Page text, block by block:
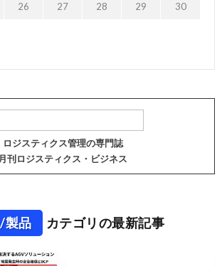
26 27 28 29 30
ロジスティクス管理の専門誌
月刊ロジスティクス・ビジネス
製品 カテゴリの最新記事